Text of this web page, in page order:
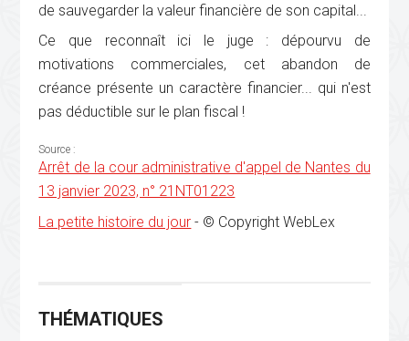
de sauvegarder la valeur financière de son capital...
Ce que reconnaît ici le juge : dépourvu de
motivations commerciales, cet abandon de
créance présente un caractère financier... qui n'est
pas déductible sur le plan fiscal !
Source :
Arrêt de la cour administrative d'appel de Nantes du
13 janvier 2023, n° 21NT01223
La petite histoire du jour - © Copyright WebLex
THÉMATIQUES